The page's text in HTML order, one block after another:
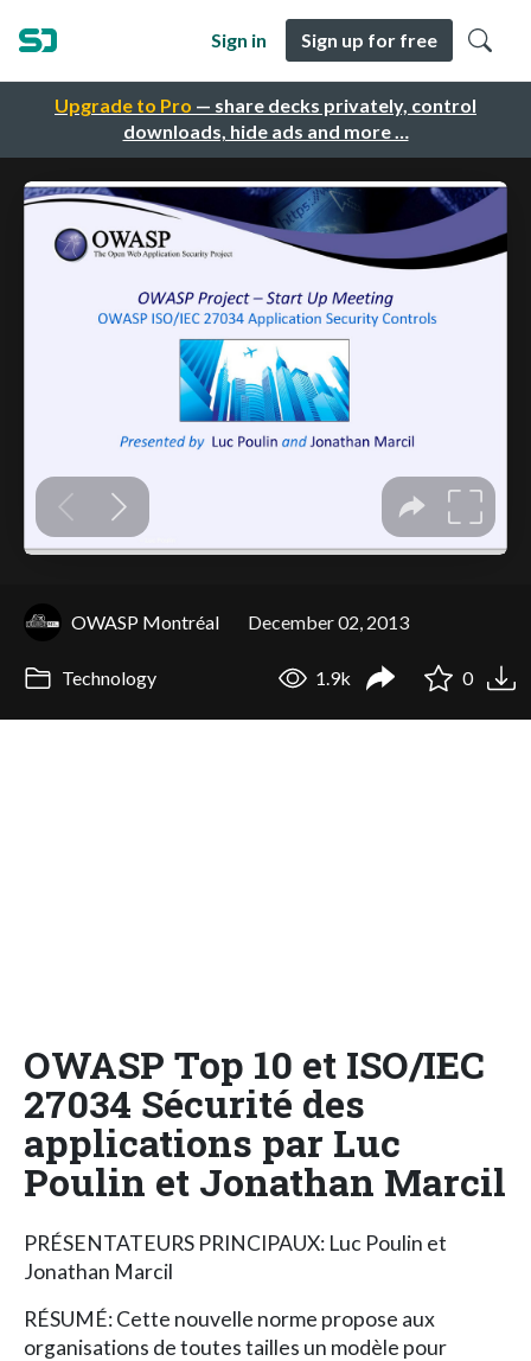
Upgrade to Pro — share decks privately, control
downloads, hide ads and more …
Sign in Sign up for free
OWASP Montréal December 02, 2013
Technology 1.9k 0
OWASP Top 10 et ISO/IEC
27034 Sécurité des
applications par Luc
Poulin et Jonathan Marcil
PRÉSENTATEURS PRINCIPAUX: Luc Poulin et
Jonathan Marcil
RÉSUMÉ: Cette nouvelle norme propose aux
organisations de toutes tailles un modèle pour